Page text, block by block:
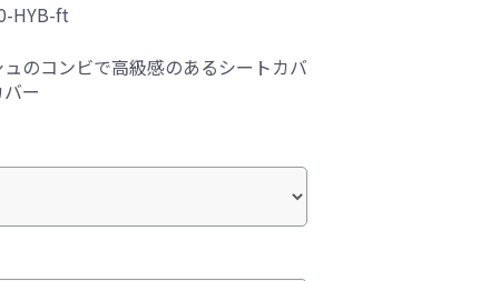
HYB-ft
のコンビで高級感のあるシートカバ
ー